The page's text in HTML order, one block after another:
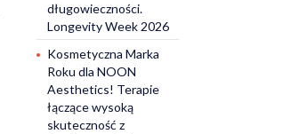
długowieczności.
Longevity Week 2026
Kosmetyczna Marka
Roku dla NOON
Aesthetics! Terapie
łączące wysoką
skuteczność z